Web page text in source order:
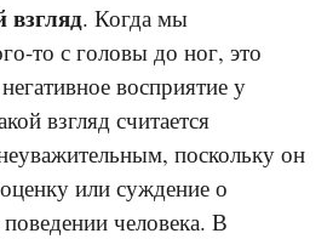
. Когда мы
то с головы до ног, это
восприятие у
взгляд считается
поскольку он
или суждение о
человека. В